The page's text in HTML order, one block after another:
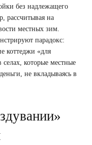
без надлежащего
рассчитывая на
местных зим.
парадокс:
коттеджи «для
которые местные
не вкладываясь в